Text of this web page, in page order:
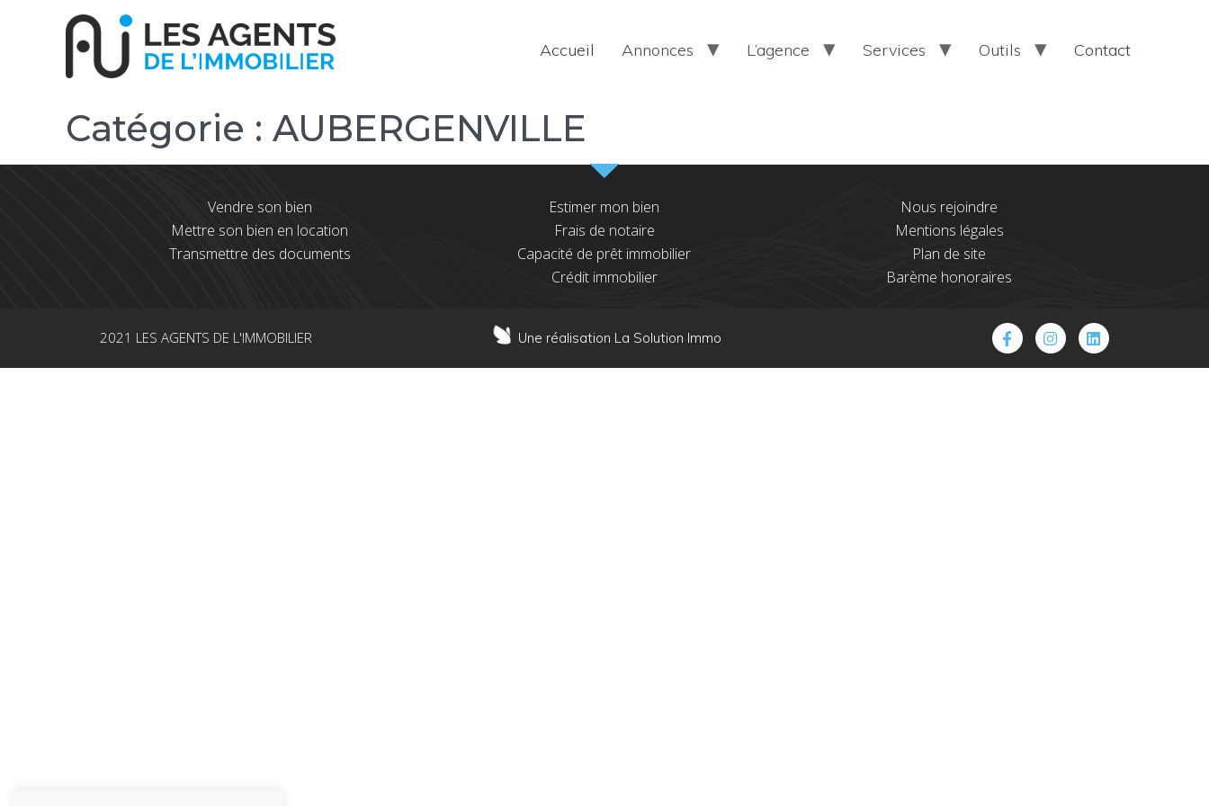
Accueil Annonces L’agence Services Outils Contact
Catégorie : AUBERGENVILLE
Vendre son bien
Mettre son bien en location
Transmettre des documents
Estimer mon bien
Frais de notaire
Capacité de prêt immobilier
Crédit immobilier
Nous rejoindre
Mentions légales
Plan de site
Barème honoraires
2021 LES AGENTS DE L'IMMOBILIER Une réalisation La Solution Immo